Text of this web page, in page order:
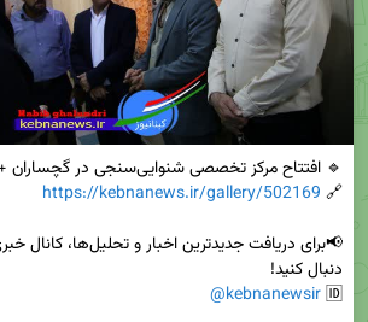
🔗
https://kebnanews.ir/gallery/502169
🆔
@kebnanewsir